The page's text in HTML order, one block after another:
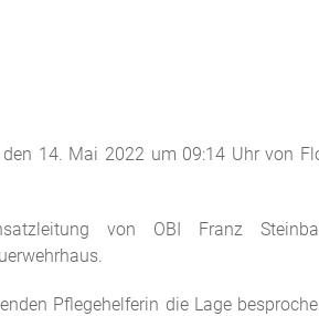
14. Mai 2022 um 09:14 Uhr von
von OBI Franz
Pflegehelferin die Lage